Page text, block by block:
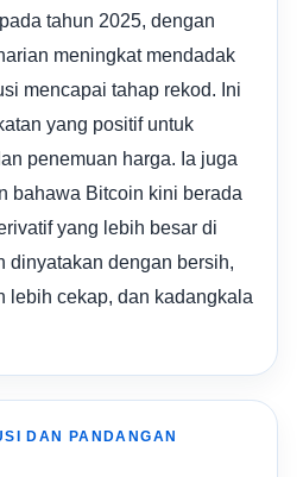
tahun 2025, dengan
meningkat mendadak
mencapai tahap rekod. Ini
yang positif untuk
penemuan harga. Ia juga
bahawa Bitcoin kini berada
yang lebih besar di
dinyatakan dengan bersih,
lebih cekap, dan kadangkala
DAN PANDANGAN